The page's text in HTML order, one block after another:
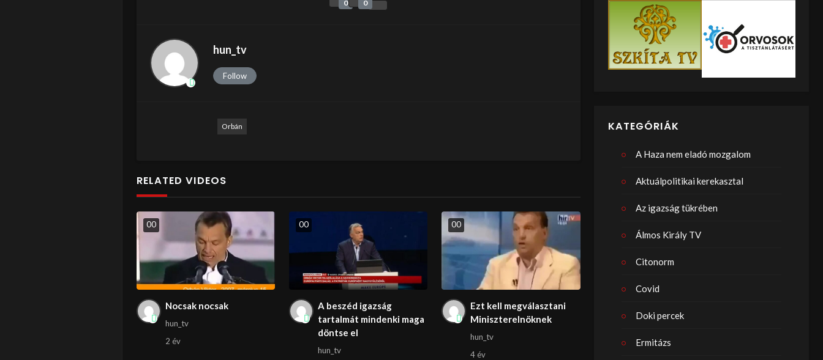
0 0
hun_tv
Follow
Orbán
RELATED VIDEOS
00
Nocsak nocsak
hun_tv
2 év
00
A beszéd igazság
tartalmát mindenki maga
döntse el
hun_tv
00
Ezt kell megválasztani
Miniszterelnöknek
hun_tv
4 év
KATEGÓRIÁK
A Haza nem eladó mozgalom
Aktuálpolitikai kerekasztal
Az igazság tükrében
Álmos Király TV
Citonorm
Covid
Doki percek
Ermitázs